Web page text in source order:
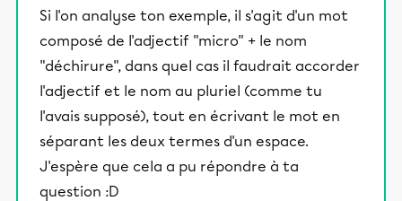
Si l'on analyse ton exemple, il s'agit d'un mot
composé de l'adjectif "micro" + le nom
"déchirure", dans quel cas il faudrait accorder
l'adjectif et le nom au pluriel (comme tu
l'avais supposé), tout en écrivant le mot en
séparant les deux termes d'un espace.
J'espère que cela a pu répondre à ta
question :D